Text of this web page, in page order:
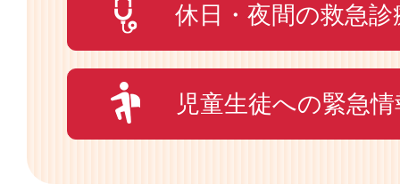
休日・夜間の救急診
児童生徒への緊急